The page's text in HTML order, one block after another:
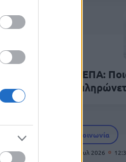
2026
συνοδού ΚΕΠΑ:
- Πότε
Κοινωνία
02 Ιουλ 2026